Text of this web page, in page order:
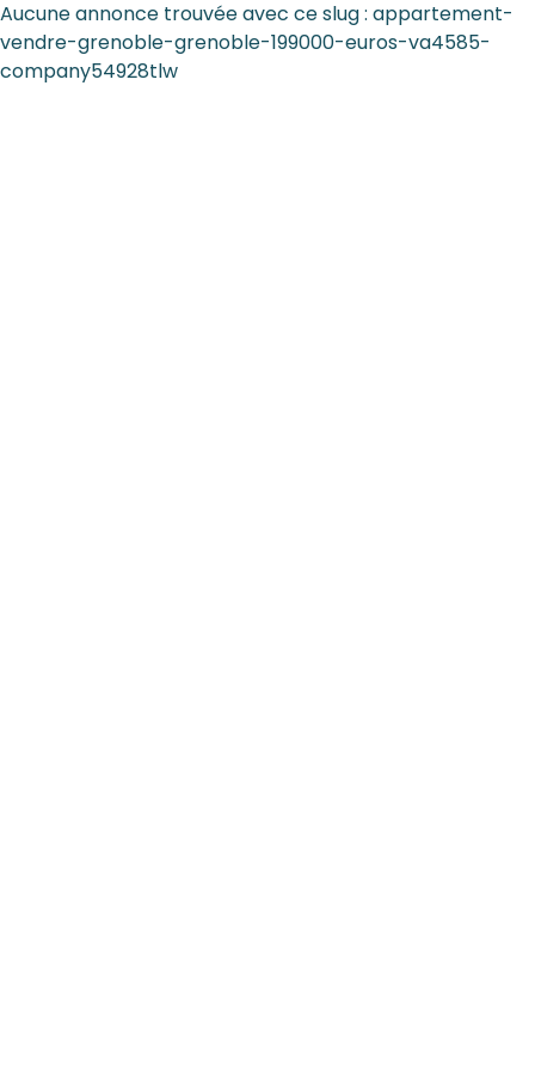
Aucune annonce trouvée avec ce slug : appartement-
vendre-grenoble-grenoble-199000-euros-va4585-
company54928tlw